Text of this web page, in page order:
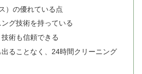
）の優れている点
グ技術を持っている
術も信頼できる
ることなく、24時間クリーニング